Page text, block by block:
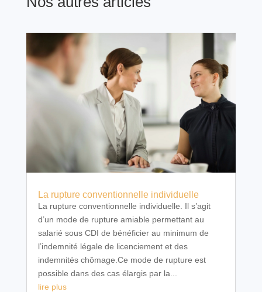
La rupture conventionnelle individuelle
La rupture conventionnelle individuelle. Il s’agit
d’un mode de rupture amiable permettant au
salarié sous CDI de bénéficier au minimum de
l’indemnité légale de licenciement et des
indemnités chômage.Ce mode de rupture est
possible dans des cas élargis par la...
lire plus